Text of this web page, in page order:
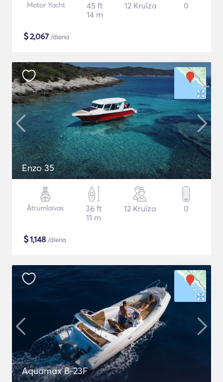
Motor Yacht
45 ft
14 m
12 Kruīza 0
$2,067 /diena
Enzo 35
Ātrumlaivas
36 ft
11 m
12 Kruīza 0
$1,148 /diena
Aquamax B-23F